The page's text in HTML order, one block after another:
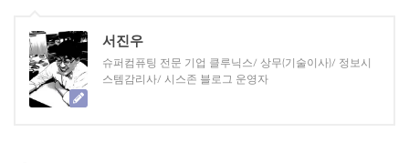
서진우
슈퍼컴퓨팅 전문 기업 클루닉스/ 상무(기술이사)/ 정보시
스템감리사/ 시스존 블로그 운영자